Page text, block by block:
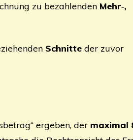
zu bezah­len­den Mehr‑,
Schnit­te der zuvor
erge­ben, der maxi­mal